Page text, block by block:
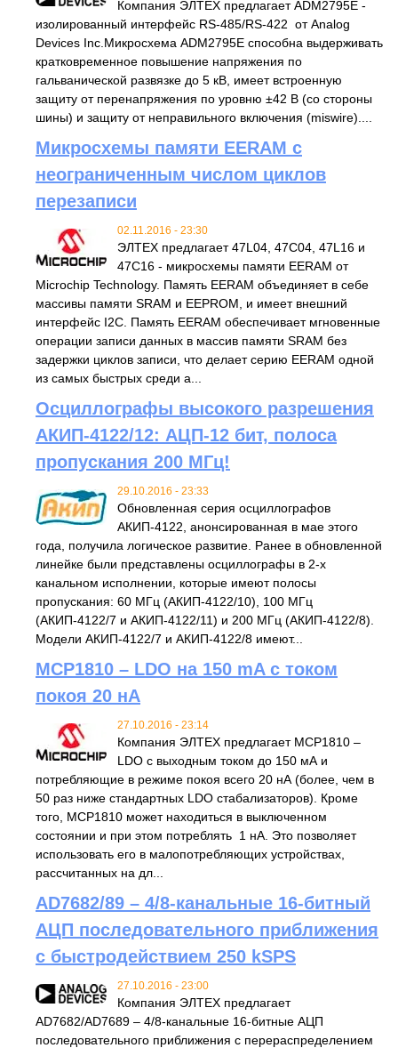
Компания ЭЛТЕХ предлагает ADM2795E -
изолированный интерфейс RS-485/RS-422 от Analog
Devices Inc.Микросхема ADM2795E способна выдерживать
кратковременное повышение напряжения по
гальванической развязке до 5 кВ, имеет встроенную
защиту от перенапряжения по уровню ±42 В (со стороны
шины) и защиту от неправильного включения (miswire)....
Микросхемы памяти EERAM с
неограниченным числом циклов
перезаписи
02.11.2016 - 23:30
ЭЛТЕХ предлагает 47L04, 47C04, 47L16 и
47C16 - микросхемы памяти EERAM от
Microchip Technology. Память EERAM объединяет в себе
массивы памяти SRAM и EEPROM, и имеет внешний
интерфейс I2C. Память EERAM обеспечивает мгновенные
операции записи данных в массив памяти SRAM без
задержки циклов записи, что делает серию EERAM одной
из самых быстрых среди а...
Осциллографы высокого разрешения
АКИП-4122/12: АЦП-12 бит, полоса
пропускания 200 МГц!
29.10.2016 - 23:33
Обновленная серия осциллографов
АКИП-4122, анонсированная в мае этого
года, получила логическое развитие. Ранее в обновленной
линейке были представлены осциллографы в 2-х
канальном исполнении, которые имеют полосы
пропускания: 60 МГц (АКИП-4122/10), 100 МГц
(АКИП-4122/7 и АКИП-4122/11) и 200 МГц (АКИП-4122/8).
Модели АКИП-4122/7 и АКИП-4122/8 имеют...
MCP1810 – LDO на 150 mA с током
покоя 20 нА
27.10.2016 - 23:14
Компания ЭЛТЕХ предлагает MCP1810 –
LDO с выходным током до 150 мА и
потребляющие в режиме покоя всего 20 нА (более, чем в
50 раз ниже стандартных LDO стабализаторов). Кроме
того, MCP1810 может находиться в выключенном
состоянии и при этом потреблять 1 нА. Это позволяет
использовать его в малопотребляющих устройствах,
рассчитанных на дл...
AD7682/89 – 4/8-канальные 16-битный
АЦП последовательного приближения
с быстродействием 250 kSPS
27.10.2016 - 23:00
Компания ЭЛТЕХ предлагает
AD7682/AD7689 – 4/8-канальные 16-битные АЦП
последовательного приближения с перераспределением